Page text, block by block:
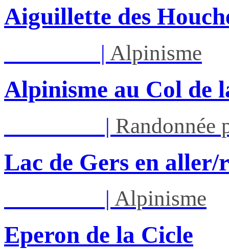
Aiguillette des
| Alpinisme
Alpinisme au Col de
| Randonnée
Lac de Gers en
| Alpinisme
Eperon de la Cicle